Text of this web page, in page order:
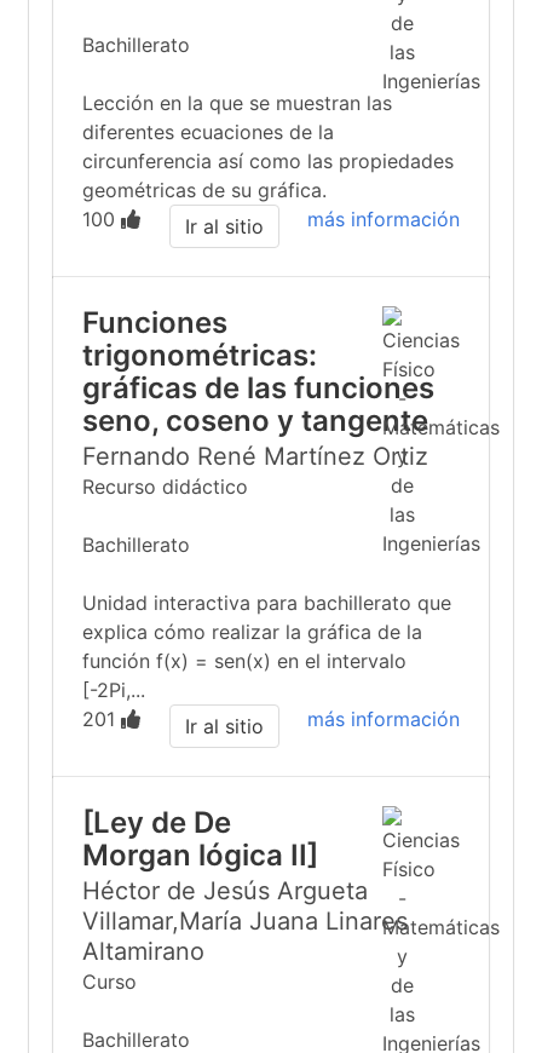
Bachillerato
Lección en la que se muestran las
diferentes ecuaciones de la
circunferencia así como las propiedades
geométricas de su gráfica.
100
más información
Ir al sitio
Funciones
trigonométricas:
gráficas de las funciones
seno, coseno y tangente
Fernando René Martínez Ortiz
Recurso didáctico
Bachillerato
Unidad interactiva para bachillerato que
explica cómo realizar la gráfica de la
función f(x) = sen(x) en el intervalo
[-2Pi,...
201
más información
Ir al sitio
[Ley de De
Morgan lógica II]
Héctor de Jesús Argueta
Villamar,María Juana Linares
Altamirano
Curso
Bachillerato